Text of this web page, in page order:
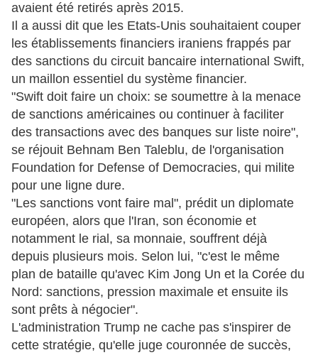
avaient été retirés après 2015.
Il a aussi dit que les Etats-Unis souhaitaient couper
les établissements financiers iraniens frappés par
des sanctions du circuit bancaire international Swift,
un maillon essentiel du système financier.
"Swift doit faire un choix: se soumettre à la menace
de sanctions américaines ou continuer à faciliter
des transactions avec des banques sur liste noire",
se réjouit Behnam Ben Taleblu, de l'organisation
Foundation for Defense of Democracies, qui milite
pour une ligne dure.
"Les sanctions vont faire mal", prédit un diplomate
européen, alors que l'Iran, son économie et
notamment le rial, sa monnaie, souffrent déjà
depuis plusieurs mois. Selon lui, "c'est le même
plan de bataille qu'avec Kim Jong Un et la Corée du
Nord: sanctions, pression maximale et ensuite ils
sont prêts à négocier".
L'administration Trump ne cache pas s'inspirer de
cette stratégie, qu'elle juge couronnée de succès,